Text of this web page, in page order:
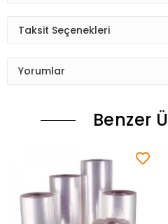
Taksit Seçenekleri
Yorumlar
Benzer